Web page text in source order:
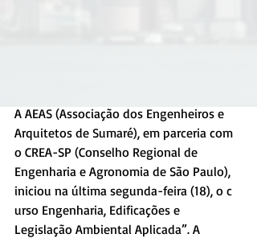
A AEAS (Associação dos Engenheiros e
Arquitetos de Sumaré), em parceria com
o CREA-SP (Conselho Regional de
Engenharia e Agronomia de São Paulo),
iniciou na última segunda-feira (18), o c
urso Engenharia, Edificações e
Legislação Ambiental Aplicada”. A